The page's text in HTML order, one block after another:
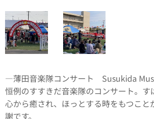
―薄田音楽隊コンサート Susukida
恒例のすすきだ音楽隊のコンサート。す
心から癒され、ほっとする時をもつこと
謝です。